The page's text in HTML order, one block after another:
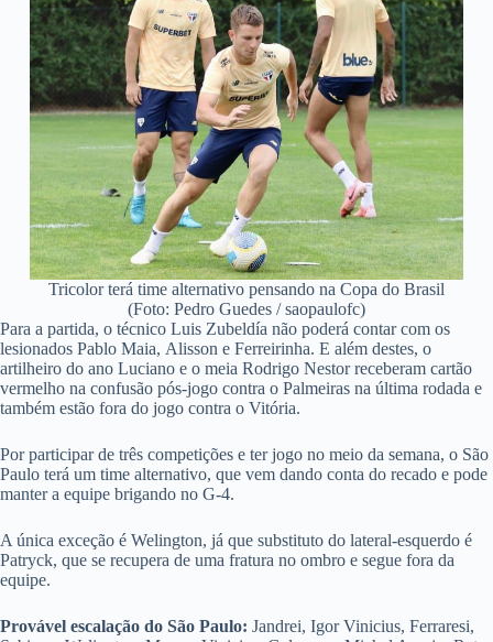
Tricolor terá time alternativo pensando na Copa do Brasil
(Foto: Pedro Guedes / saopaulofc)
Para a partida, o técnico Luis Zubeldía não poderá contar com os
lesionados Pablo Maia, Alisson e Ferreirinha. E além destes, o
artilheiro do ano Luciano e o meia Rodrigo Nestor receberam cartão
vermelho na confusão pós-jogo contra o Palmeiras na última rodada e
também estão fora do jogo contra o Vitória.
Por participar de três competições e ter jogo no meio da semana, o São
Paulo terá um time alternativo, que vem dando conta do recado e pode
manter a equipe brigando no G-4.
A única exceção é Welington, já que substituto do lateral-esquerdo é
Patryck, que se recupera de uma fratura no ombro e segue fora da
equipe.
Provável escalação do São Paulo: Jandrei, Igor Vinicius, Ferraresi,